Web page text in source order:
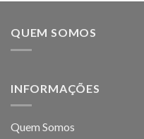
QUEM SOMOS
INFORMAÇÕES
Quem Somos